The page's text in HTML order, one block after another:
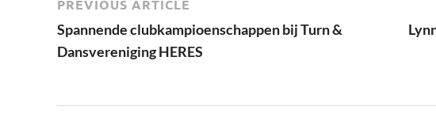
PREVIOUS ARTICLE
Spannende clubkampioenschappen bij Turn &
Dansvereniging HERES